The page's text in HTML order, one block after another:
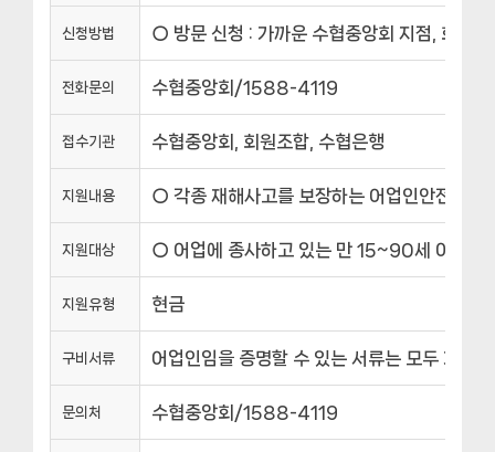
신청방법 ○ 방문 신청 : 가까운 수협중앙회 지점, 회원
전화문의 수협중앙회/1588-4119
접수기관 수협중앙회, 회원조합, 수협은행
지원내용 ○ 각종 재해사고를 보장하는 어업인안전보험
지원대상 ○ 어업에 종사하고 있는 만 15~90세 어업인
지원유형 현금
구비서류 어업인임을 증명할 수 있는 서류는 모두 가능
문의처 수협중앙회/1588-4119